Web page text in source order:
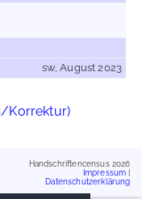
sw, August 2023
Korrektur)
Handschriftencensus 2026
Impressum
Datenschutzerklärung